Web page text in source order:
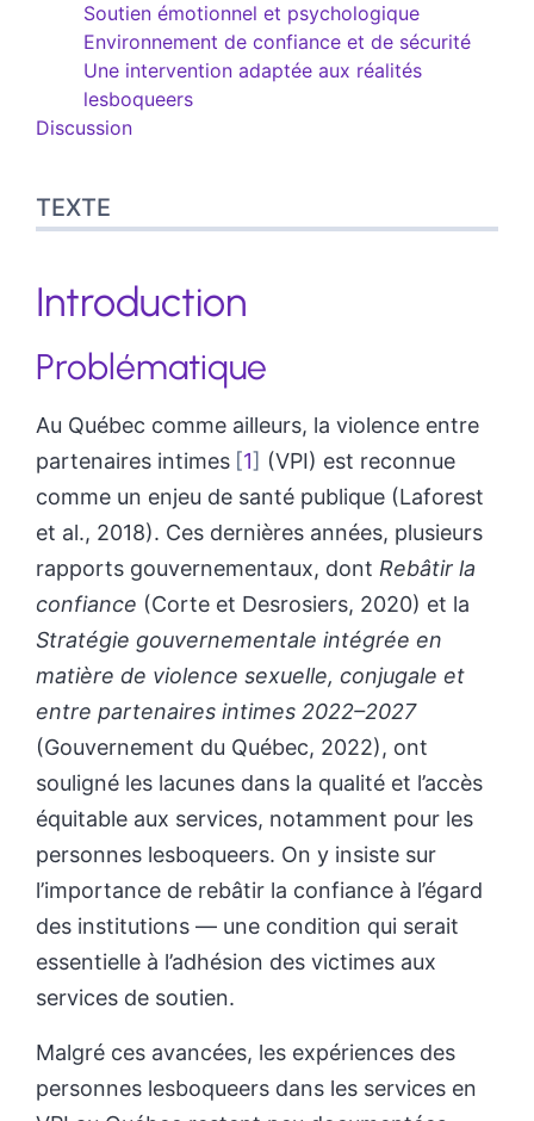
Soutien émotionnel et psychologique
Environnement de confiance et de sécurité
Une intervention adaptée aux réalités
lesboqueers
Discussion
TEXTE
Introduction
Problématique
Au Québec comme ailleurs, la violence entre
partenaires intimes 1
(VPI) est reconnue
comme un enjeu de santé publique (Laforest
et al., 2018). Ces dernières années, plusieurs
rapports gouvernementaux, dont Rebâtir la
confiance (Corte et Desrosiers, 2020) et la
Stratégie gouvernementale intégrée en
matière de violence sexuelle, conjugale et
entre partenaires intimes 2022–2027
(Gouvernement du Québec, 2022), ont
souligné les lacunes dans la qualité et l’accès
équitable aux services, notamment pour les
personnes lesboqueers. On y insiste sur
l’importance de rebâtir la confiance à l’égard
des institutions — une condition qui serait
essentielle à l’adhésion des victimes aux
services de soutien.
Malgré ces avancées, les expériences des
personnes lesboqueers dans les services en